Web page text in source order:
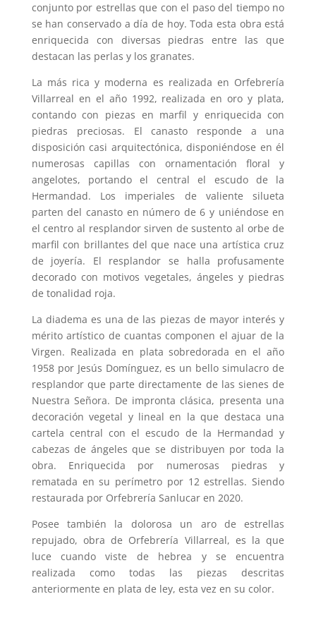
conjunto por estrellas que con el paso del tiempo no
se han conservado a día de hoy. Toda esta obra está
enriquecida con diversas piedras entre las que
destacan las perlas y los granates.
La más rica y moderna es realizada en Orfebrería
Villarreal en el año 1992, realizada en oro y plata,
contando con piezas en marfil y enriquecida con
piedras preciosas. El canasto responde a una
disposición casi arquitectónica, disponiéndose en él
numerosas capillas con ornamentación floral y
angelotes, portando el central el escudo de la
Hermandad. Los imperiales de valiente silueta
parten del canasto en número de 6 y uniéndose en
el centro al resplandor sirven de sustento al orbe de
marfil con brillantes del que nace una artística cruz
de joyería. El resplandor se halla profusamente
decorado con motivos vegetales, ángeles y piedras
de tonalidad roja.
La diadema es una de las piezas de mayor interés y
mérito artístico de cuantas componen el ajuar de la
Virgen. Realizada en plata sobredorada en el año
1958 por Jesús Domínguez, es un bello simulacro de
resplandor que parte directamente de las sienes de
Nuestra Señora. De impronta clásica, presenta una
decoración vegetal y lineal en la que destaca una
cartela central con el escudo de la Hermandad y
cabezas de ángeles que se distribuyen por toda la
obra. Enriquecida por numerosas piedras y
rematada en su perímetro por 12 estrellas. Siendo
restaurada por Orfebrería Sanlucar en 2020.
Posee también la dolorosa un aro de estrellas
repujado, obra de Orfebrería Villarreal, es la que
luce cuando viste de hebrea y se encuentra
realizada como todas las piezas descritas
anteriormente en plata de ley, esta vez en su color.